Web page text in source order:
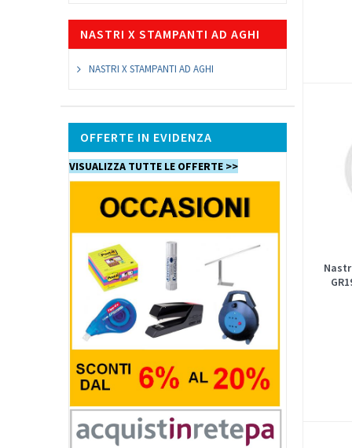
PANASONIC(5)
NASTRI X STAMPANTI AD AGHI
NASTRI X STAMPANTI AD AGHI
OFFERTE IN EVIDENZA
VISUALIZZA TUTTE LE OFFERTE >>